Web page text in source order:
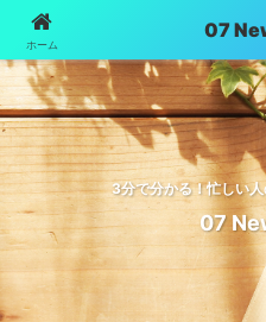
3分で分かる！忙しい
07
ホーム
07